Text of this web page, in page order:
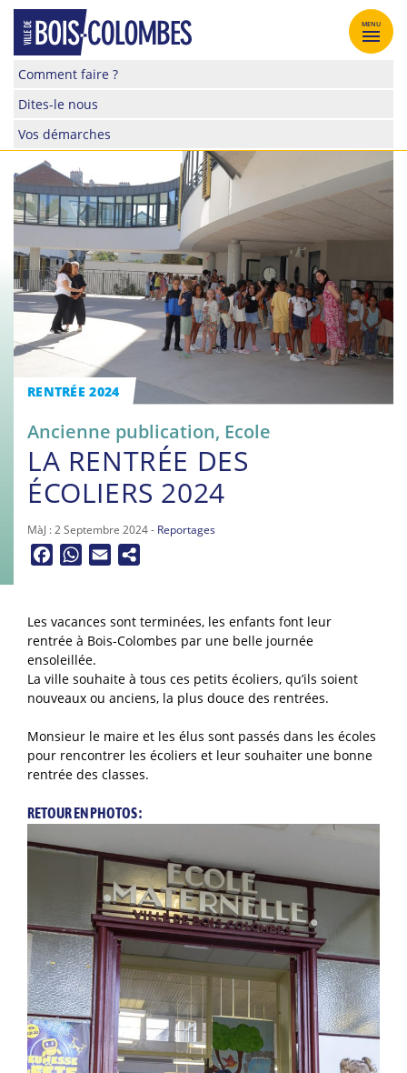
Skip
content
Site
de
la
Bois-
Colombes
Comment faire ?
Dites-le nous
Vos démarches
MENU
RENTRÉE 2024
Ancienne publication, Ecole
LA RENTRÉE DES
ÉCOLIERS 2024
MàJ : 2 Septembre 2024 - Reportages
FacebookWhatsApp
Email
Les vacances sont terminées, les enfants font leur
rentrée à Bois-Colombes par une belle journée
ensoleillée.
La ville souhaite à tous ces petits écoliers, qu’ils soient
nouveaux ou anciens, la plus douce des rentrées.
Monsieur le maire et les élus sont passés dans les écoles
pour rencontrer les écoliers et leur souhaiter une bonne
rentrée des classes.
RETOUR EN PHOTOS :